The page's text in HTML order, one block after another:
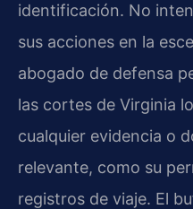
identificación. No
sus acciones en la
abogado de defensa
las cortes de Virginia
cualquier evidencia o
relevante, como su
registros de viaje. El